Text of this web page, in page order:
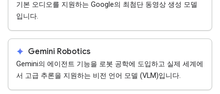
기본 오디오를 지원하는 Google의 최첨단 동영상 생성 모델
입니다.
spark Gemini Robotics
Gemini의 에이전트 기능을 로봇 공학에 도입하고 실제 세계에
서 고급 추론을 지원하는 비전 언어 모델 (VLM)입니다.